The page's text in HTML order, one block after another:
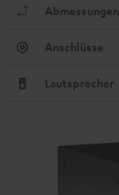
Abmessungen
Anschlüsse
Lautsprecher